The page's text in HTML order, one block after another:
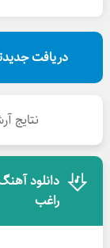
دریافت
نتایج
دانلود
راغب